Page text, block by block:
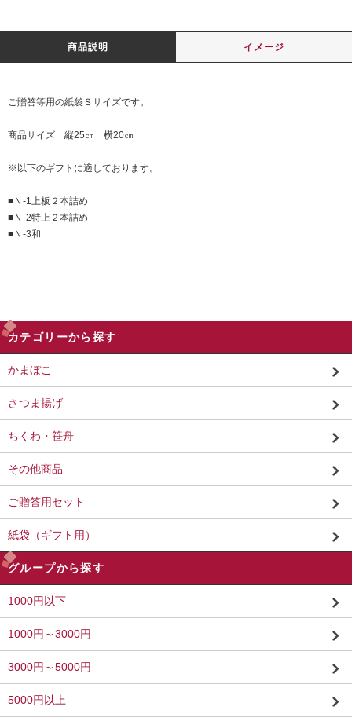
商品説明 イメージ
ご贈答等用の紙袋Ｓサイズです。
商品サイズ 縦25㎝ 横20㎝
※以下のギフトに適しております。
■Ｎ-1上板２本詰め
■Ｎ-2特上２本詰め
■Ｎ-3和
カテゴリーから探す
かまぼこ
さつま揚げ
ちくわ・笹舟
その他商品
ご贈答用セット
紙袋（ギフト用）
グループから探す
1000円以下
1000円～3000円
3000円～5000円
5000円以上